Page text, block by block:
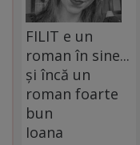
FILIT e un
roman în sine...
și încă un
roman foarte
bun
Ioana